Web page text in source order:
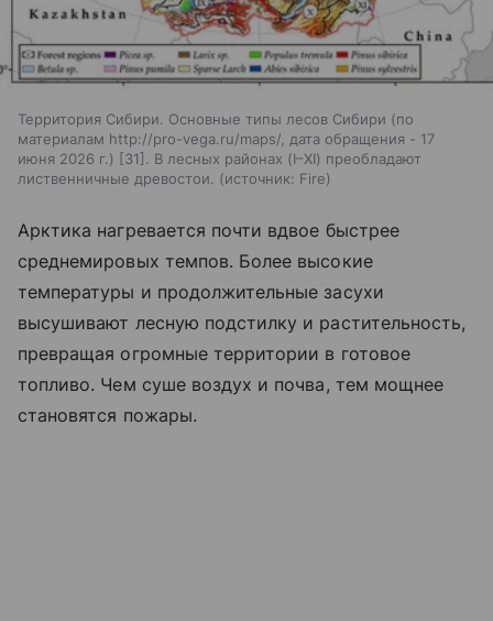
Территория Сибири. Основные типы лесов Сибири (по
материалам http://pro-vega.ru/maps/, дата обращения - 17
июня 2026 г.) [31]. В лесных районах (I–XI) преобладают
лиственничные древостои.
источник: Fire
Арктика нагревается почти вдвое быстрее
среднемировых темпов. Более высокие
температуры и продолжительные засухи
высушивают лесную подстилку и растительность,
превращая огромные территории в готовое
топливо. Чем суше воздух и почва, тем мощнее
становятся пожары.